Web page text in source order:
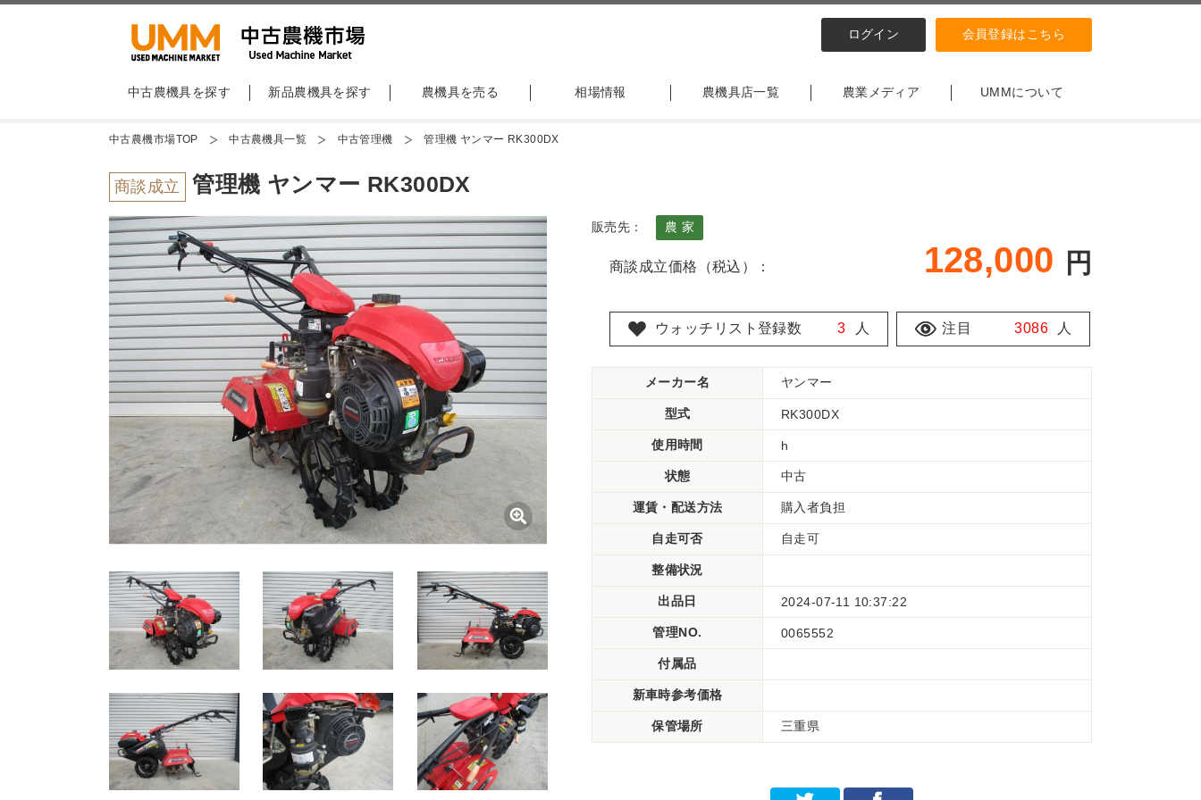
ログイン 会員登録はこちら
中古農機具を探す 新品農機具を探す 農機具を売る 相場情報 農機具店一覧 農業メディア UMMについて
中古農機市場TOP 中古農機具一覧 中古管理機 管理機 ヤンマー RK300DX
商談成立 管理機 ヤンマー RK300DX
販売先： 農 家
商談成立価格（税込）： 128,000 円
ウォッチリスト登録数 3 人 注目 3086 人
メーカー名 ヤンマー
型式 RK300DX
使用時間 h
状態 中古
運賃・配送方法 購入者負担
自走可否 自走可
整備状況
出品日 2024-07-11 10:37:22
管理NO. 0065552
付属品
新車時参考価格
保管場所 三重県